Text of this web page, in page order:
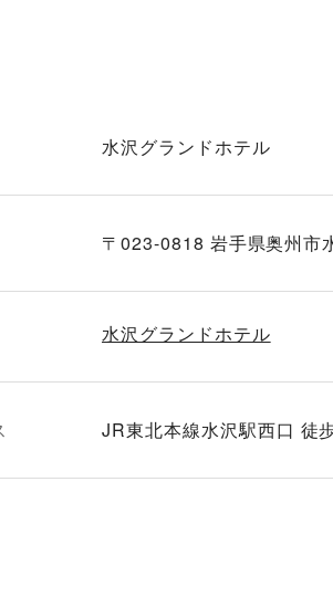
水沢グランドホテル
〒023-0818 岩手県奥州市
水沢グランドホテル
JR東北本線水沢駅西口 徒